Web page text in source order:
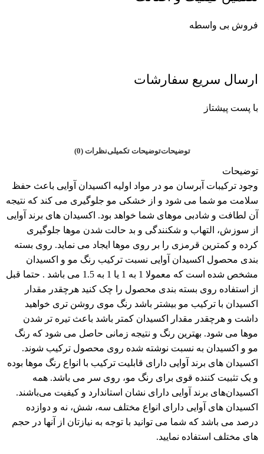
فروش بی واسطه
ارسال سریع سفارشات
با پست پیشتاز
توضیحاتتوضیحات تکمیلینظرات (0)
توضیحات
وجود ترکیبات آبرسان مو در مواد اولیه اکسیدان آوایی باعث حفظ
سلامت مو شما می شود و از خشکی مو جلوگیری می کند که نتیجه
آن لطافت و شادبی موهای شما خواهد بود. اکسیدان های برند آوایی
از سوزش، التهاب و شکنندگی و بد حالت شدن موها جلوگیری
کرده و کمترین قرمزی را بر روی موها ایجاد می نماید. روی بسته
بندی محصول اکسیدان آوایی نسبت ترکیب رنگ مو و اکسیدان
مشخص شده است که معمولا 1 به 1 یا 1 به 1.5 می باشد . حتما قبل
از استفاده روی بسته بندی محصول را چک کنید هرچقدر مقدار
اکسیدان با ترکیب مو بیشتر باشد رنگ موی روشن تری خواهید
داشت و هرچقدر مقدار اکسیدان کمتر باشد باعث تیره تر شدن
موها می شود. بهترین رنگ و نتیجه زمانی حاصل می شود که رنگ
مو و اکسیدان به نسبت نوشته شده روی محصول ترکیب شوند.
اکسیدان های برند آوایی دارای قابلیت ترکیب با انواع رنگ موها بوده
و یک تثبیت کننده قوی برای رنگ مو، روی سر می باشد. همه
اکسیدان‌های برند آوایی دارای نشان استاندارد و کیفیت می‌باشند.
اکسیدان های آوایی دارای انواع مختلف سه، شش، نه و دوازده
درصد می باشد که شما می توانید با توجه به نیازتان از آنها در حجم
های مختلف استفاده نمایید.